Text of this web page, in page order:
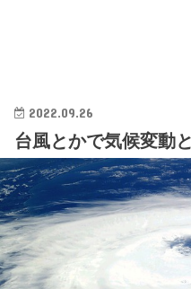
2022.09.26
台風とかで気候変動